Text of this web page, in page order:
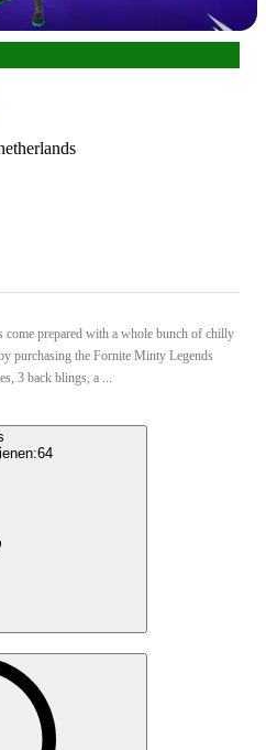
come prepared with a whole bunch of chilly
purchasing the Fornite Minty Legends
3 back blings, a ...
64